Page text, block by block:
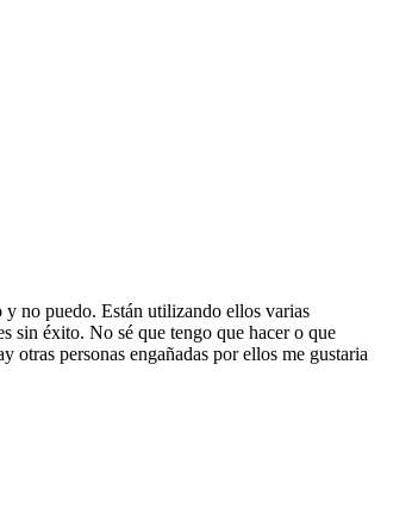
no puedo. Están utilizando ellos varias
sin éxito. No sé que tengo que hacer o que
otras personas engañadas por ellos me gustaria